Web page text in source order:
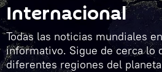
Internacional
Todas las noticias mundiales
informativo. Sigue de cerca lo
diferentes regiones del